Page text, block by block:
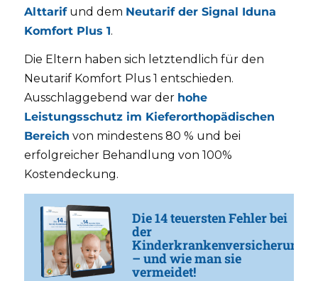
Alttarifund dem Neutarif der Signal Iduna
Komfort Plus 1.
Die Eltern haben sich letztendlich für den
Neutarif Komfort Plus 1 entschieden.
Ausschlaggebend war der hohe
Leistungsschutz im Kieferorthopädischen
Bereich von mindestens 80 % und bei
erfolgreicher Behandlung von 100%
Kostendeckung.
Die 14 teuersten Fehler bei
der
Kinderkrankenversicherung
– und wie man sie
vermeidet!